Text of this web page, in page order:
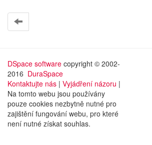
DSpace software copyright © 2002-
2016 DuraSpace
Kontaktujte nás | Vyjádření názoru |
Na tomto webu jsou používány
pouze cookies nezbytně nutné pro
zajištění fungování webu, pro které
není nutné získat souhlas.